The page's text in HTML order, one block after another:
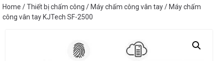
Home /Thiết bị chấm công /Máy chấm công vân tay/ Máy chấm
công vân tay KJTech SF-2500